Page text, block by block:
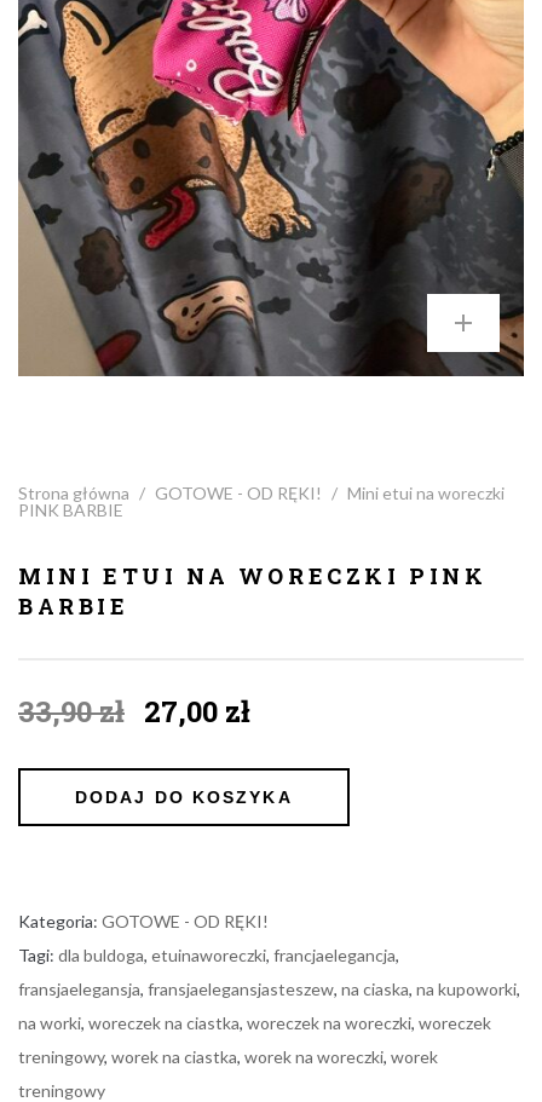
Strona główna / GOTOWE - OD RĘKI! / Mini etui na woreczki
PINK BARBIE
MINI ETUI NA WORECZKI PINK
BARBIE
33,90zł Original
price
was:
33,90 zł.
27,00 złCurrent
is:
27,00 zł.
DODAJ DO KOSZYKA
Kategoria: GOTOWE - OD RĘKI!
Tagi: dla buldoga, etuinaworeczki, francjaelegancja,
fransjaelegansja, fransjaelegansjasteszew, na ciaska, na kupoworki,
na worki, woreczek na ciastka, woreczek na woreczki, woreczek
treningowy, worek na ciastka, worek na woreczki, worek
treningowy